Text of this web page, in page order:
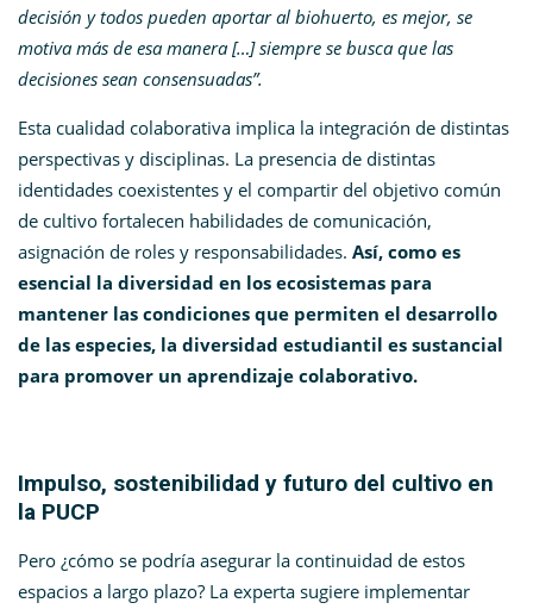
decisión y todos pueden aportar al biohuerto, es mejor, se
motiva más de esa manera […] siempre se busca que las
decisiones sean consensuadas”.
Esta cualidad colaborativa implica la integración de distintas
perspectivas y disciplinas. La presencia de distintas
identidades coexistentes y el compartir del objetivo común
de cultivo fortalecen habilidades de comunicación,
asignación de roles y responsabilidades. Así, como es
esencial la diversidad en los ecosistemas para
mantener las condiciones que permiten el desarrollo
de las especies, la diversidad estudiantil es sustancial
para promover un aprendizaje colaborativo.
Impulso, sostenibilidad y futuro del cultivo en
la PUCP
Pero ¿cómo se podría asegurar la continuidad de estos
espacios a largo plazo? La experta sugiere implementar